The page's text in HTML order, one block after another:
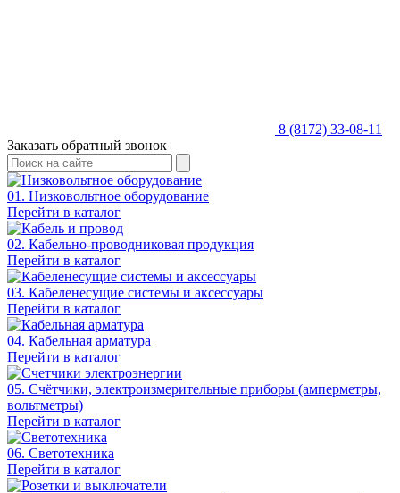
8 (8172) 33-08-11
Заказать обратный звонок
01. Низковольтное оборудование
Перейти в каталог
02. Кабельно-проводниковая продукция
Перейти в каталог
03. Кабеленесущие системы и аксессуары
Перейти в каталог
04. Кабельная арматура
Перейти в каталог
05. Счётчики, электроизмерительные приборы (амперметры,
вольтметры)
Перейти в каталог
06. Светотехника
Перейти в каталог